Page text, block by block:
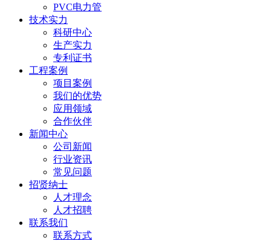
PVC电力管
技术实力
科研中心
生产实力
专利证书
工程案例
项目案例
我们的优势
应用领域
合作伙伴
新闻中心
公司新闻
行业资讯
常见问题
招贤纳士
人才理念
人才招聘
联系我们
联系方式